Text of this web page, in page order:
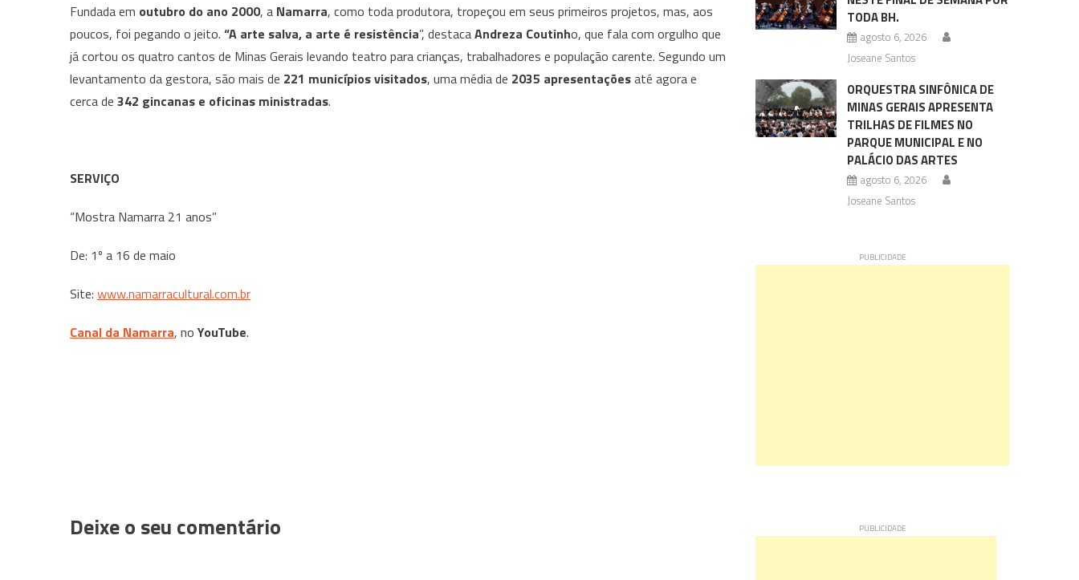
Fundada em outubro do ano 2000, a Namarra, como toda produtora, tropeçou em seus primeiros projetos, mas, aos
poucos, foi pegando o jeito. “A arte salva, a arte é resistência”, destacaAndreza Coutinho, que fala com orgulho que
já cortou os quatro cantos de Minas Gerais levando teatro para crianças, trabalhadores e população carente. Segundo um
levantamento da gestora, são mais de 221 municípios visitados, uma média de 2035 apresentaçõesaté agora e
cerca de 342 gincanas e oficinas ministradas.
SERVIÇO
“Mostra Namarra 21 anos”
De: 1º a 16 de maio
Site: www.namarracultural.com.br
Canal da Namarra, noYouTube.
Deixe o seu comentário
TODA BH.
agosto 6, 2026
Joseane Santos
ORQUESTRA SINFÔNICA DE
MINAS GERAIS APRESENTA
TRILHAS DE FILMES NO
PARQUE MUNICIPAL E NO
PALÁCIO DAS ARTES
agosto 6, 2026
Joseane Santos